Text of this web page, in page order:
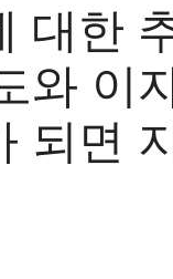
대한
와 이
되면